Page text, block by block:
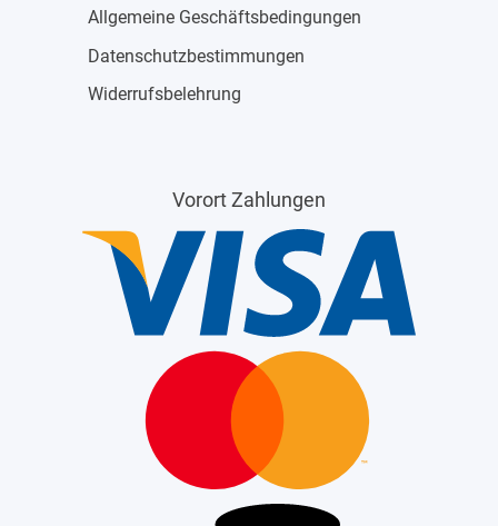
Allgemeine Geschäftsbedingungen
Datenschutzbestimmungen
Widerrufsbelehrung
Vorort Zahlungen